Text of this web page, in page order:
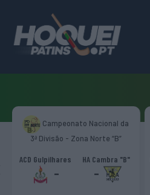
Campeonato Nacional da
3ª Divisão - Zona Norte “B”
ACD Gulpilhares
-
HA Cambra "B"
-